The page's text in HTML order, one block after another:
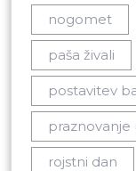
nogomet
paša živali
postavitev
praznovanje
rojstni dan